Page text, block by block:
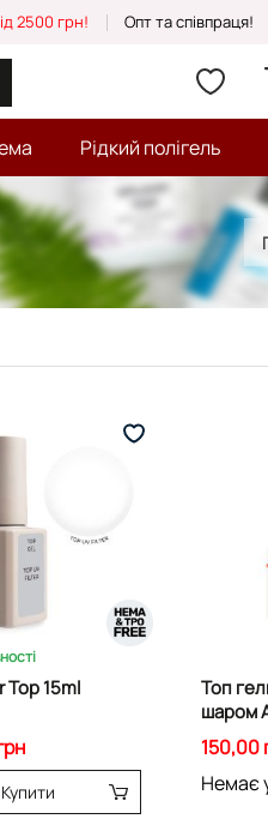
2500 грн! Опт та співпраця!
Рідкий полігель
Top 15ml
Купити
Топ
шаром
150,00
Немає